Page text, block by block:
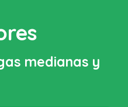
medianas y